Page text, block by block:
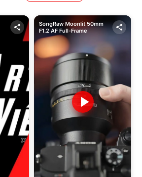
SongRaw Moonlit 50mm
F1.2 AF Full-Frame